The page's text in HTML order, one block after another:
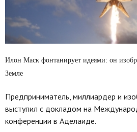
Илон Маск фонтанирует идеями: он
Земле
Предприниматель, миллиардер и
выступил с докладом на
конференции в Аделаиде.